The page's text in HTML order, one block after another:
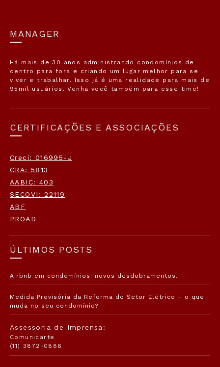
MANAGER
Há mais de 30 anos administrando condomínios de
dentro para fora e criando um lugar melhor para se
viver e trabalhar. Isso já é uma realidade para mais de
95mil usuários. Venha você também para esse time!
CERTIFICAÇÕES E ASSOCIAÇÕES
Creci: 016995-J
CRA: 5813
AABIC: 403
SECOVI: 22119
ABF
PROAD
ÚLTIMOS POSTS
Airbnb em condomínios: novos desdobramentos.
Medida Provisória da Reforma do Setor Elétrico – o que
muda no seu condomínio?
Assessoria de Imprensa:
Comunicarte
(11) 3872-0886